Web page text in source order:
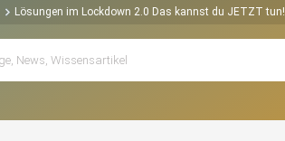
Lösungen im Lockdown 2.0 Das kannst du JETZT tun!